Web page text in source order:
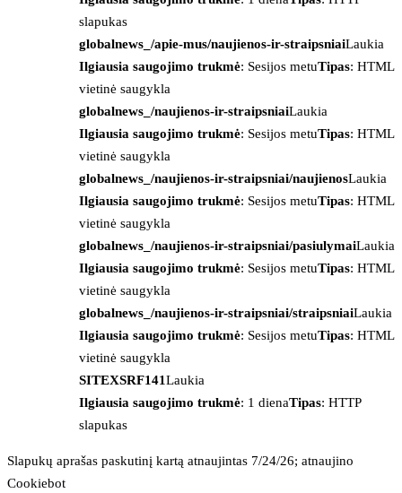
slapukas
globalnews_/apie-mus/naujienos-ir-straipsniaiLaukia
Ilgiausia saugojimo trukmė: Sesijos metuTipas: HTML
vietinė saugykla
globalnews_/naujienos-ir-straipsniaiLaukia
Ilgiausia saugojimo trukmė: Sesijos metuTipas: HTML
vietinė saugykla
globalnews_/naujienos-ir-straipsniai/naujienosLaukia
Ilgiausia saugojimo trukmė: Sesijos metuTipas: HTML
vietinė saugykla
globalnews_/naujienos-ir-straipsniai/pasiulymaiLaukia
Ilgiausia saugojimo trukmė: Sesijos metuTipas: HTML
vietinė saugykla
globalnews_/naujienos-ir-straipsniai/straipsniaiLaukia
Ilgiausia saugojimo trukmė: Sesijos metuTipas: HTML
vietinė saugykla
SITEXSRF141Laukia
Ilgiausia saugojimo trukmė: 1 dienaTipas: HTTP
slapukas
Slapukų aprašas paskutinį kartą atnaujintas 7/24/26; atnaujino
Cookiebot